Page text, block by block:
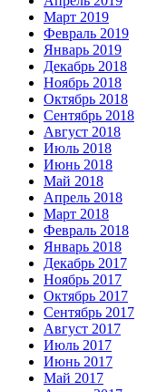
Март 2019
Февраль 2019
Январь 2019
Декабрь 2018
Ноябрь 2018
Октябрь 2018
Сентябрь 2018
Август 2018
Июль 2018
Июнь 2018
Май 2018
Апрель 2018
Март 2018
Февраль 2018
Январь 2018
Декабрь 2017
Ноябрь 2017
Октябрь 2017
Сентябрь 2017
Август 2017
Июль 2017
Июнь 2017
Май 2017